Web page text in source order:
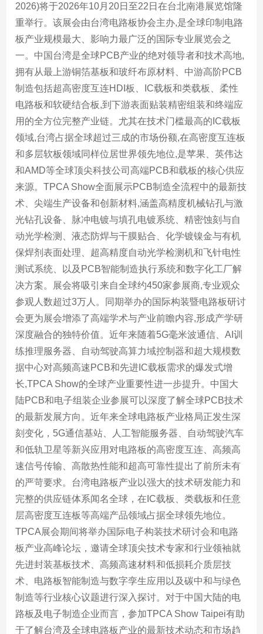
2026)将于2026年10月20日至22日在台北南港展览馆隆
重举行。该展会由台湾电路板协会主办,是全球印制电路
板产业规模最大、影响力最广泛的国际专业展览会之
一。中国台湾是全球PCB产业的绝对领导者和技术高地,
拥有从最上游铜箔基板和玻纤布原材料、中游高阶PCB
制造包括超高密度互连HDI板、IC载板和类载板、柔性
电路板和软硬结合板,到下游表面贴装精密组装和终端应
用的全方位完整产业链。尤其在技术门槛最高的IC载板
领域,台湾占据全球超过三成的市场份额,在高密度互连板
和多层软板领域同样位居世界领先地位,是苹果、英伟达
和AMD等全球顶尖科技公司高端PCB和载板的核心供应
来源。TPCA Show全面展示PCB制造全流程中的最新技
术、尖端生产设备和创新材料,涵盖高精度机械钻孔与激
光钻孔设备、脉冲电镀与填孔电镀系统、精密蚀刻与自
动光学检测、液态防焊与干膜贴合、化学镀镍金与有机
保焊剂表面处理、超高精度自动光学检测机和飞针电性
测试系统、以及PCB智能制造执行系统和数字化工厂解
决方案。展会将吸引来自全球约450家参展商,专业观众
参观人数超过3万人。同期举办的国际构装暨电路板研讨
会更为展会增添了高端学术与产业前瞻内容,形成产学研
深度融合的独特价值。近年来随着5G毫米波通信、AI训
练推理服务器、自动驾驶高算力域控制器和超大规模数
据中心对高频高速PCB和先进IC载板需求的爆发式增
长,TPCA Show的全球产业重要性进一步提升。中国大
陆PCB和电子组装企业参展可以深度了解全球PCB技术
的最新发展方向。近年来全球电路板产业格局正发生深
刻变化，5G通信基站、人工智能服务器、自动驾驶汽车
和低轨卫星等新兴应用对电路板的高密度互连、高频高
速信号传输、高散热性能和超高可靠性提出了前所未有
的严苛要求。台湾电路板产业以强大的技术研发能力和
完整的供应链体系闻名全球，在IC载板、类载板和任意
层高密度互连板等高端产品领域占据全球领先地位。
TPCA展会期间将举办国际电子构装技术研讨会和电路
板产业高峰论坛，邀请全球顶尖技术专家和行业领袖就
先进封装基板技术、高频高速材料和低损耗介质层技
术、电路板智能制造与数字孪生应用以及碳中和与绿色
制造等行业核心议题进行深入探讨。对于中国大陆的电
路板及电子制造企业而言，参加TPCA Show Taipei有助
于了解台湾及全球电路板产业的最新技术动态和市场趋